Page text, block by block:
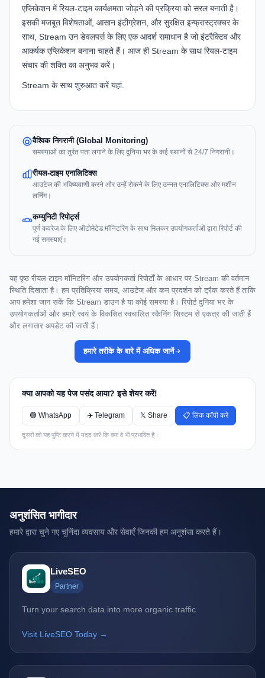
एप्लिकेशन में रियल-टाइम कार्यक्षमता जोड़ने की प्रक्रिया को सरल बनाती है।
इसकी मजबूत विशेषताओं, आसान इंटीग्रेशन, और सुरक्षित इन्फ्रास्ट्रक्चर के
साथ, Stream उन डेवलपर्स के लिए एक आदर्श समाधान है जो इंटरैक्टिव और
आकर्षक एप्लिकेशन बनाना चाहते हैं। आज ही Stream के साथ रियल-टाइम
संचार की शक्ति का अनुभव करें।
Stream के साथ शुरुआत करेंयहां.
वैश्विक निगरानी (Global Monitoring)
समस्याओं का तुरंत पता लगाने के लिए दुनिया भर के कई स्थानों से 24/7 निगरानी।
रीयल-टाइम एनालिटिक्स
आउटेज की भविष्यवाणी करने और उन्हें रोकने के लिए उन्नत एनालिटिक्स और मशीन
लर्निंग।
कम्युनिटी रिपोर्ट्स
पूर्ण कवरेज के लिए ऑटोमेटेड मॉनिटरिंग के साथ मिलकर उपयोगकर्ताओं द्वारा रिपोर्ट की
गई समस्याएं।
यह पृष्ठ रीयल-टाइम मॉनिटरिंग और उपयोगकर्ता रिपोर्टों के आधार पर Stream की वर्तमान
स्थिति दिखाता है। हम प्रतिक्रिया समय, आउटेज और कम प्रदर्शन को ट्रैक करते हैं ताकि
आप हमेशा जान सकें कि Stream डाउन है या कोई समस्या है। रिपोर्ट दुनिया भर के
उपयोगकर्ताओं और हमारे स्वयं के विकसित स्वचालित स्कैनिंग सिस्टम से एकत्र की जाती हैं
और लगातार अपडेट की जाती हैं।
हमारे तरीके के बारे में अधिक जानें
क्या आपको यह पेज पसंद आया? इसे शेयर करें!
🟢 WhatsApp ✈️ Telegram 𝕏 Share 📋 लिंक कॉपी करें
दूसरों को यह पुष्टि करने में मदद करें कि क्या वे भी प्रभावित हैं।
अनुशंसित भागीदार
हमारे द्वारा चुने गए चुनिंदा व्यवसाय और सेवाएँ जिनकी हम अनुशंसा करते हैं।
LiveSEO
Partner
Turn your search data into more organic traffic
Visit LiveSEO Today →